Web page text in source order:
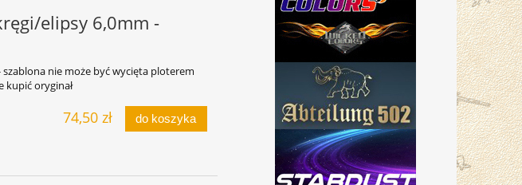
elipsy 6,0mm -
szablona nie może być wycięta ploterem
kupić oryginał
74,50 zł do koszyka